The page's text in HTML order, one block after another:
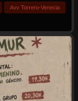
Avv Torrero-Venecia